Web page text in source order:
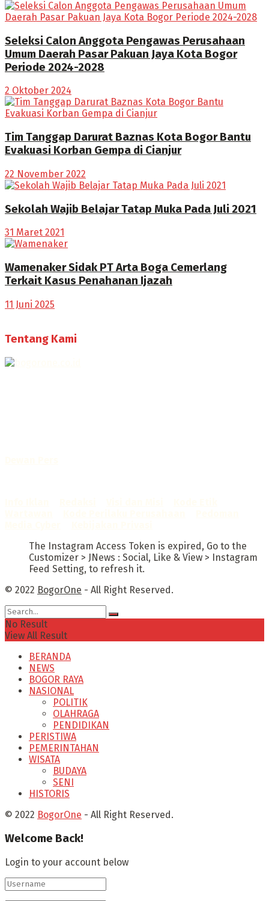
Seleksi Calon Anggota Pengawas Perusahaan
Umum Daerah Pasar Pakuan Jaya Kota Bogor
Periode 2024-2028
2 Oktober 2024
Tim Tanggap Darurat Baznas Kota Bogor Bantu
Evakuasi Korban Gempa di Cianjur
22 November 2022
Sekolah Wajib Belajar Tatap Muka Pada Juli 2021
31 Maret 2021
Wamenaker Sidak PT Arta Boga Cemerlang
Terkait Kasus Penahanan Ijazah
11 Juni 2025
Tentang Kami
The Instagram Access Token is expired, Go to the
Customizer > JNews : Social, Like & View > Instagram
Feed Setting, to refresh it.
© 2022 BogorOne - All Right Reserved.
No Result
View All Result
BERANDA
NEWS
BOGOR RAYA
NASIONAL
POLITIK
OLAHRAGA
PENDIDIKAN
PERISTIWA
PEMERINTAHAN
WISATA
BUDAYA
SENI
HISTORIS
© 2022 BogorOne - All Right Reserved.
Welcome Back!
Login to your account below